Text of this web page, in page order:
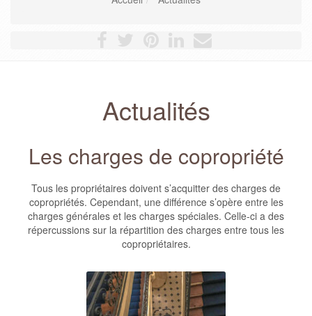
Actualités
Les charges de copropriété
Tous les propriétaires doivent s’acquitter des charges de
copropriétés. Cependant, une différence s’opère entre les
charges générales et les charges spéciales. Celle-ci a des
répercussions sur la répartition des charges entre tous les
copropriétaires.